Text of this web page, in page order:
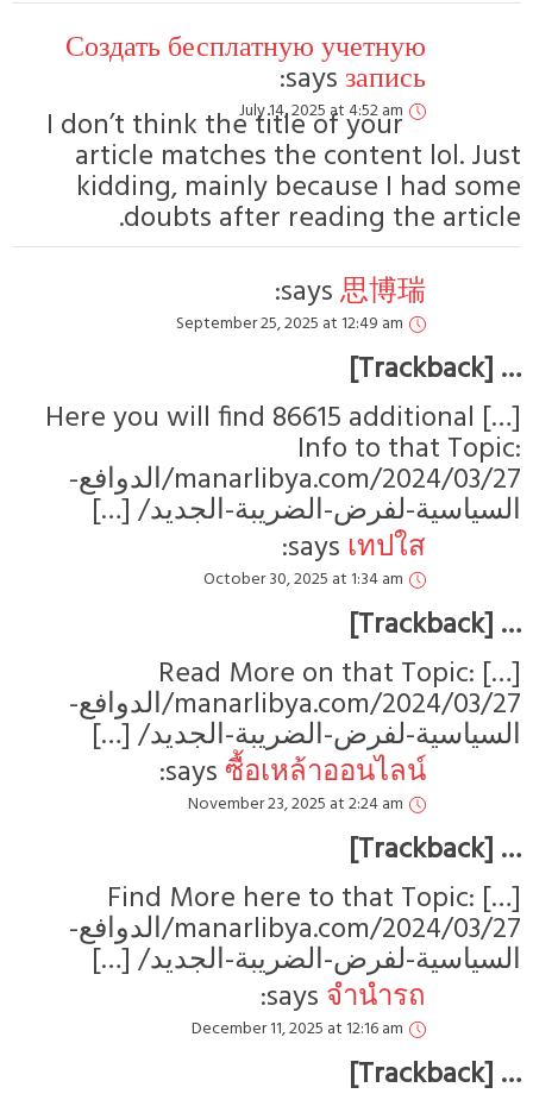
Создать бесплатную учетную
запись
says:
July 14, 2025 at 4:52 am
I don’t think the title of your
article matches the content lol.
kidding, mainly because I had
doubts after reading the
思博瑞
says:
September 25, 2025 at 12:49 am
…
[…] Here you will find 86615 additional
Info to that
manarlibya.com/2024/03/27/الدوافع-
لفرض-الضريبة-الجديد/ […]
เทปใส
says:
October 30, 2025 at 1:34 am
…
[…] Read More on that Topic:
manarlibya.com/2024/03/27/الدوافع-
لفرض-الضريبة-الجديد/ […]
ซื้อเหล้าออนไลน์
says:
November 23, 2025 at 2:24 am
…
[…] Find More here to that Topic:
manarlibya.com/2024/03/27/الدوافع-
لفرض-الضريبة-الجديد/ […]
จำนำรถ
says:
December 11, 2025 at 12:16 am
…